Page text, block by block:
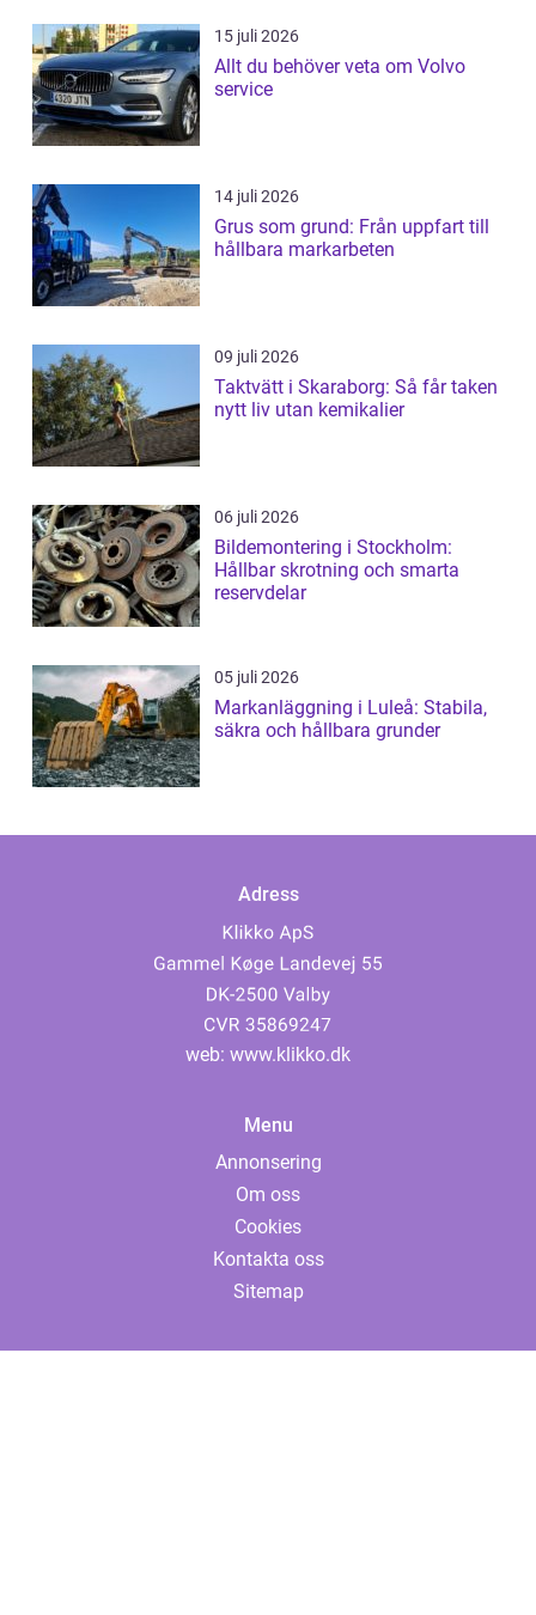
15 juli 2026
Allt du behöver veta om Volvo
service
14 juli 2026
Grus som grund: Från uppfart till
hållbara markarbeten
09 juli 2026
Taktvätt i Skaraborg: Så får taken
nytt liv utan kemikalier
06 juli 2026
Bildemontering i Stockholm:
Hållbar skrotning och smarta
reservdelar
05 juli 2026
Markanläggning i Luleå: Stabila,
säkra och hållbara grunder
Adress
web: www.klikko.dk
Menu
Annonsering
Om oss
Cookies
Kontakta oss
Sitemap